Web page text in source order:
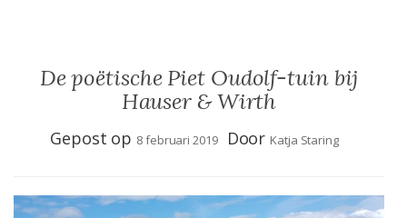
De poëtische Piet Oudolf-tuin bij
Hauser & Wirth
Gepost op 8 februari 2019 Door Katja Staring